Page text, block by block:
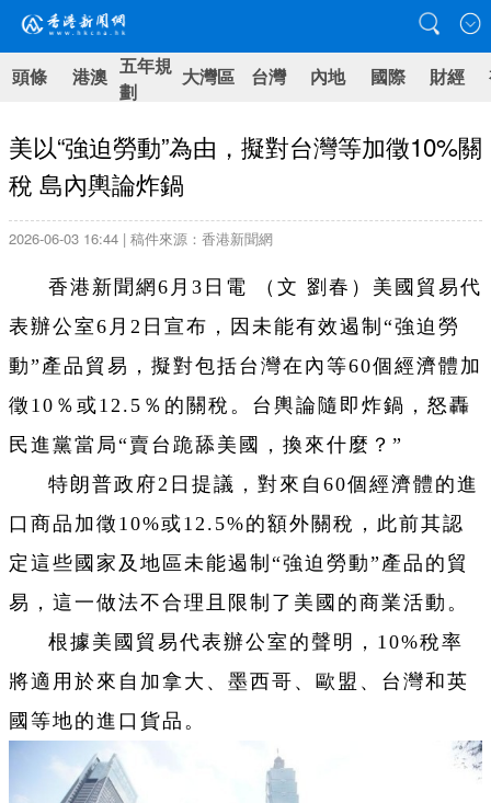
頭條 港澳 五年規
劃
大灣區 台灣 內地 國際 財經
美以“強迫勞動”為由，擬對台灣等加徵10%關
稅 島內輿論炸鍋
2026-06-03 16:44 | 稿件來源：香港新聞網
香港新聞網6月3日電 （文 劉春）美國貿易代
表辦公室6月2日宣布，因未能有效遏制“強迫勞
動”產品貿易，擬對包括台灣在內等60個經濟體加
徵10％或12.5％的關稅。台輿論隨即炸鍋，怒轟
民進黨當局“賣台跪舔美國，換來什麼？”
特朗普政府2日提議，對來自60個經濟體的進
口商品加徵10%或12.5%的額外關稅，此前其認
定這些國家及地區未能遏制“強迫勞動”產品的貿
易，這一做法不合理且限制了美國的商業活動。
根據美國貿易代表辦公室的聲明，10%稅率
將適用於來自加拿大、墨西哥、歐盟、台灣和英
國等地的進口貨品。